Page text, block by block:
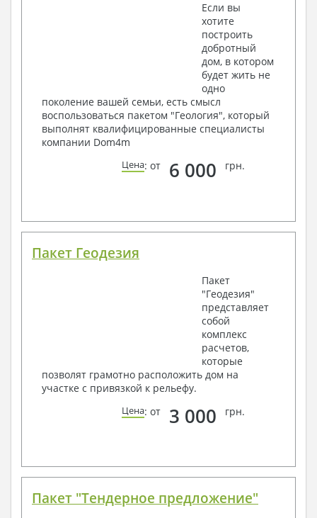
Если вы
хотите
построить
добротный
дом, в котором
будет жить не
одно
поколение вашей семьи, есть смысл
воспользоваться пакетом "Геология", который
выполнят квалифицированные специалисты
компании Dom4m
Цена: от 6 000 грн.
Пакет Геодезия
Пакет
"Геодезия"
представляет
собой
комплекс
расчетов,
которые
позволят грамотно расположить дом на
участке с привязкой к рельефу.
Цена: от 3 000 грн.
Пакет "Тендерное предложение"